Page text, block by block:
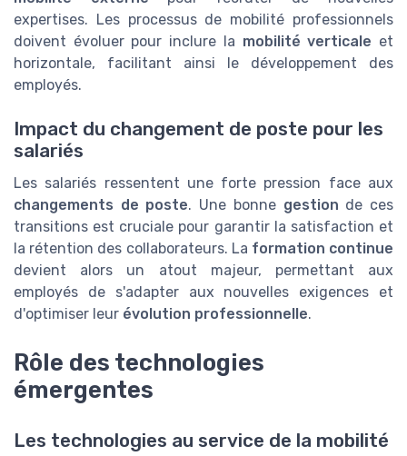
expertises. Les processus de mobilité professionnels
doivent évoluer pour inclure la mobilité verticale et
horizontale, facilitant ainsi le développement des
employés.
Impact du changement de poste pour les
salariés
Les salariés ressentent une forte pression face aux
changements de poste. Une bonne gestion de ces
transitions est cruciale pour garantir la satisfaction et
la rétention des collaborateurs. La formation continue
devient alors un atout majeur, permettant aux
employés de s'adapter aux nouvelles exigences et
d'optimiser leur évolution professionnelle.
Rôle des technologies
émergentes
Les technologies au service de la mobilité